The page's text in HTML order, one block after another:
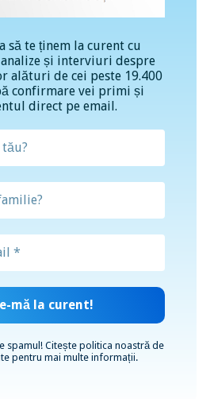
să te ținem la curent cu
și interviuri despre
alături de cei peste 19.400
confirmare vei primi și
direct pe email.
spamul! Citește politica noastră de
pentru mai multe informații.